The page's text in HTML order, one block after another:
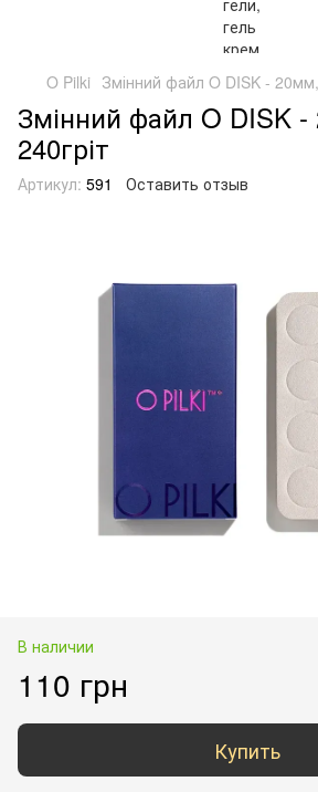
O Pilki Змінний файл O DISK - 20мм,
Змінний файл O DISK
240гріт
Артикул: 591 Оставить отзыв
В наличии
110 грн
Купить